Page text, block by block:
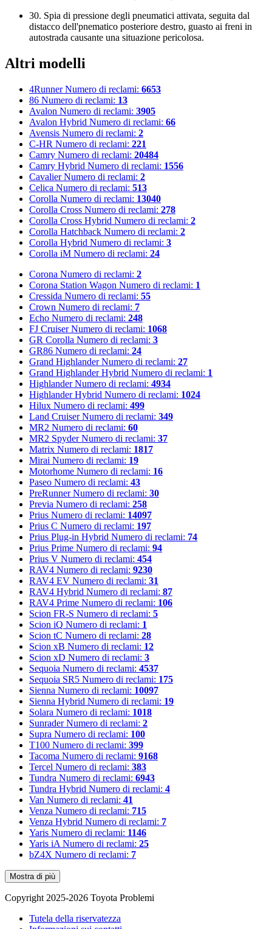
30. Spia di pressione degli pneumatici attivata, seguita dal
distacco dell'pnematico posteriore destro, guasto ai freni in
autostrada causante una situazione pericolosa.
Altri modelli
4Runner Numero di reclami: 6653
86 Numero di reclami: 13
Avalon Numero di reclami: 3905
Avalon Hybrid Numero di reclami: 66
Avensis Numero di reclami: 2
C-HR Numero di reclami: 221
Camry Numero di reclami: 20484
Camry Hybrid Numero di reclami: 1556
Cavalier Numero di reclami: 2
Celica Numero di reclami: 513
Corolla Numero di reclami: 13040
Corolla Cross Numero di reclami: 278
Corolla Cross Hybrid Numero di reclami: 2
Corolla Hatchback Numero di reclami: 2
Corolla Hybrid Numero di reclami: 3
Corolla iM Numero di reclami: 24
Corona Numero di reclami: 2
Corona Station Wagon Numero di reclami: 1
Cressida Numero di reclami: 55
Crown Numero di reclami: 7
Echo Numero di reclami: 248
FJ Cruiser Numero di reclami: 1068
GR Corolla Numero di reclami: 3
GR86 Numero di reclami: 24
Grand Highlander Numero di reclami: 27
Grand Highlander Hybrid Numero di reclami: 1
Highlander Numero di reclami: 4934
Highlander Hybrid Numero di reclami: 1024
Hilux Numero di reclami: 499
Land Cruiser Numero di reclami: 349
MR2 Numero di reclami: 60
MR2 Spyder Numero di reclami: 37
Matrix Numero di reclami: 1817
Mirai Numero di reclami: 19
Motorhome Numero di reclami: 16
Paseo Numero di reclami: 43
PreRunner Numero di reclami: 30
Previa Numero di reclami: 258
Prius Numero di reclami: 14097
Prius C Numero di reclami: 197
Prius Plug-in Hybrid Numero di reclami: 74
Prius Prime Numero di reclami: 94
Prius V Numero di reclami: 454
RAV4 Numero di reclami: 9230
RAV4 EV Numero di reclami: 31
RAV4 Hybrid Numero di reclami: 87
RAV4 Prime Numero di reclami: 106
Scion FR-S Numero di reclami: 5
Scion iQ Numero di reclami: 1
Scion tC Numero di reclami: 28
Scion xB Numero di reclami: 12
Scion xD Numero di reclami: 3
Sequoia Numero di reclami: 4537
Sequoia SR5 Numero di reclami: 175
Sienna Numero di reclami: 10097
Sienna Hybrid Numero di reclami: 19
Solara Numero di reclami: 1018
Sunrader Numero di reclami: 2
Supra Numero di reclami: 100
T100 Numero di reclami: 399
Tacoma Numero di reclami: 9168
Tercel Numero di reclami: 383
Tundra Numero di reclami: 6943
Tundra Hybrid Numero di reclami: 4
Van Numero di reclami: 41
Venza Numero di reclami: 715
Venza Hybrid Numero di reclami: 7
Yaris Numero di reclami: 1146
Yaris iA Numero di reclami: 25
bZ4X Numero di reclami: 7
Mostra di più
Copyright 2025-2026 Toyota Problemi
Tutela della riservatezza